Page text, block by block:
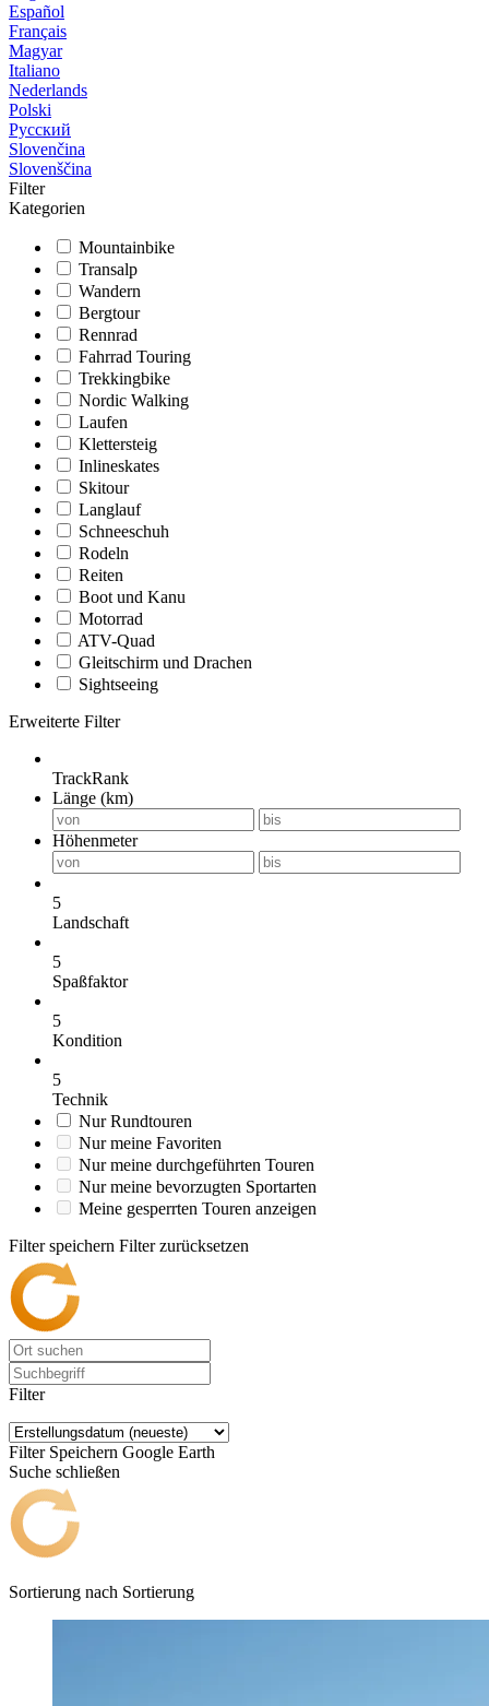
Español
Français
Magyar
Italiano
Nederlands
Polski
Русский
Slovenčina
Slovenščina
Filter
Kategorien
Mountainbike
Transalp
Wandern
Bergtour
Rennrad
Fahrrad Touring
Trekkingbike
Nordic Walking
Laufen
Klettersteig
Inlineskates
Skitour
Langlauf
Schneeschuh
Rodeln
Reiten
Boot und Kanu
Motorrad
ATV-Quad
Gleitschirm und Drachen
Sightseeing
Erweiterte Filter
TrackRank
Länge (km)
Höhenmeter
5
Landschaft
5
Spaßfaktor
5
Kondition
5
Technik
Nur Rundtouren
Nur meine Favoriten
Nur meine durchgeführten Touren
Nur meine bevorzugten Sportarten
Meine gesperrten Touren anzeigen
Filter speichern Filter zurücksetzen
Filter
Filter Speichern Google Earth
Suche schließen
Sortierung nach Sortierung